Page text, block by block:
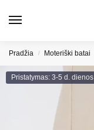
Pradžia / Moteriški batai
Pristatymas: 3-5 d. dienos